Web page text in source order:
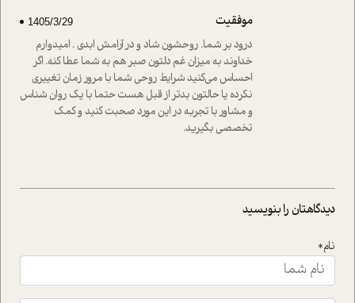
موفقیت 1405/3/29
درود بر شما. روحشون شاد و در آرامش ابدی . امیدوارم
خداوند به میزان غم دلتون صبر هم به شما عطا کنه. اگر
احساس می‌کنید شرایط روحی شما با مرور زمان تغییری
نکرده یا حالتون بدتر از قبل هست حتما با یک روان شناس
و مشاور با تجربه در این مورد صحبت کنید و کمک
تخصصی بگیرید.
دیدگاهتان را بنویسید
نام*